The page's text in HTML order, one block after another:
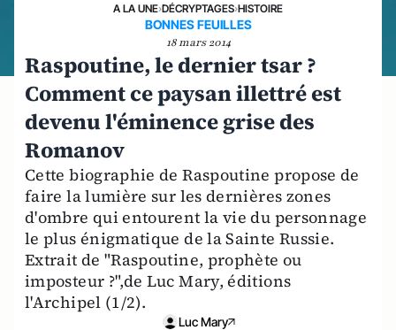
A LA UNE›DÉCRYPTAGES›HISTOIRE
BONNES FEUILLES
18 mars 2014
Raspoutine, le dernier tsar ?
Comment ce paysan illettré est
devenu l'éminence grise des
Romanov
Cette biographie de Raspoutine propose de
faire la lumière sur les dernières zones
d'ombre qui entourent la vie du personnage
le plus énigmatique de la Sainte Russie.
Extrait de "Raspoutine, prophète ou
imposteur ?",de Luc Mary, éditions
l'Archipel (1/2).
Luc Mary